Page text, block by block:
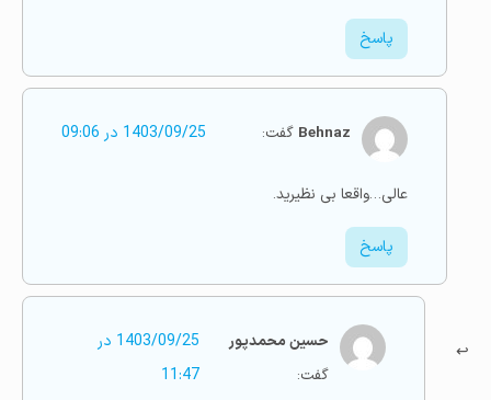
پاسخ
Behnaz گفت: 1403/09/25 در 09:06
عالی…واقعا بی نظیرید.
پاسخ
حسین محمدپور
گفت:
1403/09/25 در
11:47